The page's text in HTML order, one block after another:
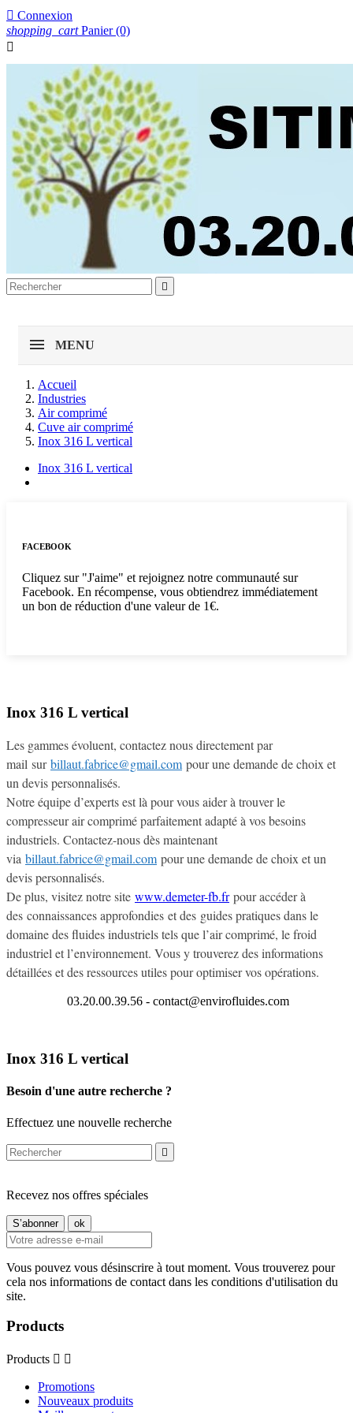
 Connexion
shopping_cart Panier (0)


MENU
Accueil
Industries
Air comprimé
Cuve air comprimé
Inox 316 L vertical
Inox 316 L vertical
FACEBOOK
Cliquez sur "J'aime" et rejoignez notre communauté sur
Facebook. En récompense, vous obtiendrez immédiatement
un bon de réduction d'une valeur de 1€.
Inox 316 L vertical
Les gammes évoluent, contactez nous directement par
mail surbillaut.fabrice@gmail.com pour une demande de choix et
un devis personnalisés.
Notre équipe d’experts est là pour vous aider à trouver le
compresseur air comprimé parfaitement adapté à vos besoins
industriels. Contactez-nous dès maintenant
via billaut.fabrice@gmail.com pour une demande de choix et un
devis personnalisés.
De plus, visitez notre site www.demeter-fb.frpour accéder à
des connaissances approfondies et des guides pratiques dans le
domaine des fluides industriels tels que l’air comprimé, le froid
industriel et l’environnement. Vous y trouverez des informations
détaillées et des ressources utiles pour optimiser vos opérations.
03.20.00.39.56 - contact@envirofluides.com
Inox 316 L vertical
Besoin d'une autre recherche ?
Effectuez une nouvelle recherche

Recevez nos offres spéciales
Vous pouvez vous désinscrire à tout moment. Vous trouverez pour
cela nos informations de contact dans les conditions d'utilisation du
site.
Products
Products  
Promotions
Nouveaux produits